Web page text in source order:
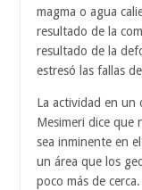
magma o agua
resultado de la
resultado de la
estresó las fallas
La actividad en un
Mesimeri dice que
sea inminente en
un área que los
poco más de cerca.